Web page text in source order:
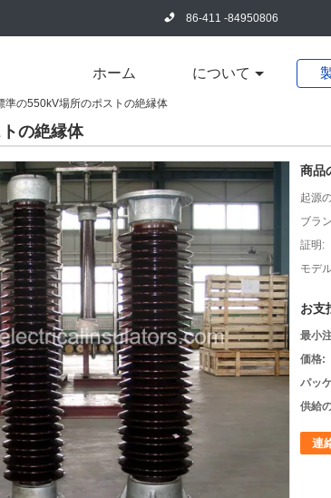
86-411 -84950806
ホーム について
準の550kV場所のポストの絶縁体
の絶縁体
商品
起源
ブラ
証明:
モデ
お支
最小
価格:
パッ
供給
連